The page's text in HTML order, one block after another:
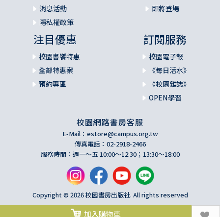
消息活動
隱私權政策
即將登場
注目優惠
校園書饗特惠
全部特惠案
預約專區
訂閱服務
校園電子報
《每日活水》
《校園雜誌》
OPEN學習
校園網路書房客服
E-Mail： estore@campus.org.tw
傳真電話：02-2918-2466
服務時間：週一～五 10:00～12:30；13:30～18:00
Copyright © 2026 校園書房出版社. All rights reserved
加入購物車